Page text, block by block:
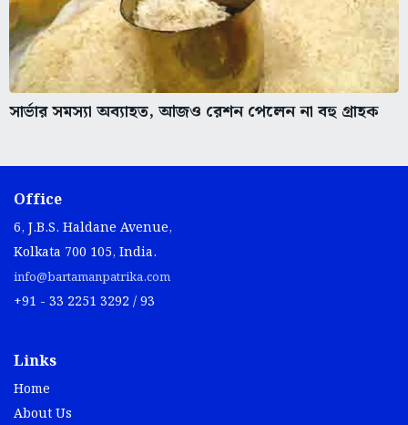
সার্ভার সমস্যা অব্যাহত, আজও রেশন পেলেন না বহু গ্রাহক
Office
6, J.B.S. Haldane Avenue,
Kolkata 700 105, India.
info@bartamanpatrika.com
+91 - 33 2251 3292 / 93
Links
Home
About Us